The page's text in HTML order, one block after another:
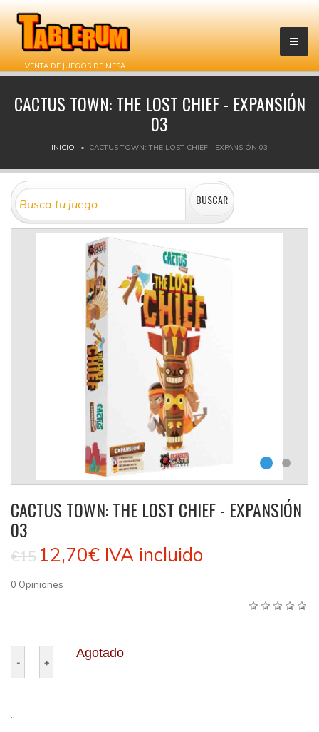
VENTA DE JUEGOS DE MESA
CACTUS TOWN: THE LOST CHIEF - EXPANSIÓN
03
INICIO CACTUS TOWN: THE LOST CHIEF - EXPANSIÓN 03
CACTUS TOWN: THE LOST CHIEF - EXPANSIÓN
03
€15 12,70€ IVA incluido
0 Opiniones
Agotado